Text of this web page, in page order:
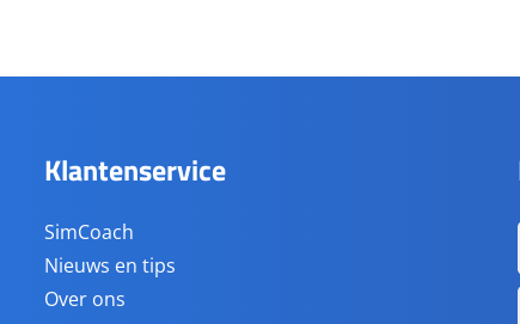
Klantenservice
SimCoach
Nieuws en tips
Over ons